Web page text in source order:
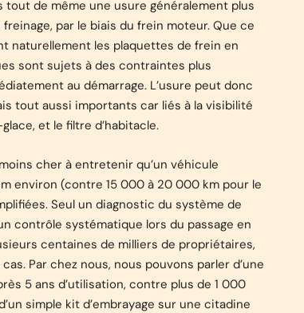
de même une usure généralement plus
par le biais du frein moteur. Que ce
naturellement les plaquettes de frein en
sont sujets à des contraintes plus
au démarrage. L’usure peut donc
tout aussi importants car liés à la visibilité
et le filtre d’habitacle.
cher à entretenir qu’un véhicule
environ (contre 15 000 à 20 000 km pour le
Seul un diagnostic du système de
contrôle systématique lors du passage en
centaines de milliers de propriétaires,
Par chez nous, nous pouvons parler d’une
5 ans d’utilisation, contre plus de 1 000
simple kit d’embrayage sur une citadine